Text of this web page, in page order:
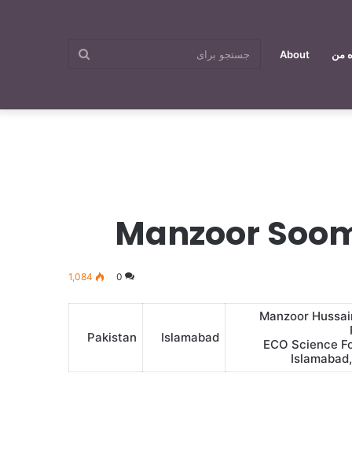
من About جستجو
0
1,084
Manzoor
ECO Science
Islamabad
Pakistan